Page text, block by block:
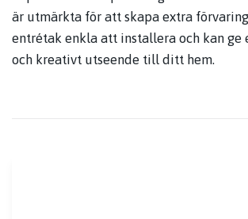
är utmärkta för att skapa extra
entrétak enkla att installera och kan ge
och kreativt utseende till ditt hem.